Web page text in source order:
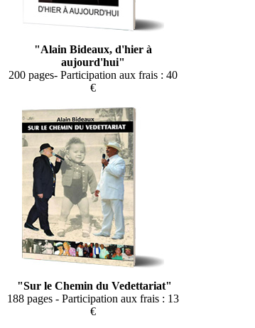
"Alain Bideaux, d'hier à
aujourd'hui"
200 pages- Participation aux frais : 40
€
"Sur le Chemin du Vedettariat"
188 pages - Participation aux frais : 13
€